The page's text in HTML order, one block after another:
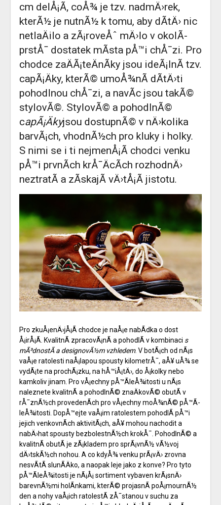
cm delÅ¡Ã­, coÅ¾ je tzv. nadmÄ›rek,
kterÃ½ je nutnÃ½ k tomu, aby dÃ­tÄ› nic
netlaÄilo a zÃ¡roveÅˆ mÄ›lo v okolÃ­
prstÅ¯ dostatek mÃ­sta pÅ™i chÅ¯zi. Pro
chodce zaÄÃ¡teÄnÃ­ky jsou ideÃ¡lnÃ­ tzv.
capÃ¡Äky, kterÃ© umoÅ¾nÃ­ dÃ­tÄ›ti
pohodlnou chÅ¯zi, a navÃ­c jsou takÃ©
stylovÃ©. StylovÃ© a pohodlnÃ©
capÃ¡Äkyjsou dostupnÃ© v nÄ›kolika
barvÃ¡ch, vhodnÃ½ch pro kluky i holky.
S nimi se i ti nejmenÅ¡Ã­ chodci venku
pÅ™i prvnÃ­ch krÅ¯ÄcÃ­ch rozhodnÄ›
neztratÃ­ a zÃ­skajÃ­ vÄ›tÅ¡Ã­ jistotu.
Pro zkuÅ¡enÄ›jÅ¡Ã­ chodce je naÅ¡e nabÃ­dka o dost
Å¡irÅ¡Ã­. KvalitnÃ­ zpracovÃ¡nÃ­ a pohodlÃ­ v kombinaci s
mÃ³dnostÃ­ a designovÃ½m vzhledem. V botÃ¡ch od nÃ¡s
vaÅ¡e ratolesti naÅ¡lapou spousty kilometrÅ¯, aÅ¥ uÅ¾ se
vydÃ¡te na prochÃ¡zku, na hÅ™iÅ¡tÄ›, do Å¡kolky nebo
kamkoliv jinam. Pro vÅ¡echny pÅ™Ã­leÅ¾itosti u nÃ¡s
naleznete kvalitnÃ­ a pohodlnÃ© znaÄkovÃ© obutÃ­ v
rÅ¯znÃ½ch provedenÃ­ch pro vÅ¡echny moÅ¾nÃ© pÅ™Ã­
leÅ¾itosti. DopÅ™ejte vaÅ¡im ratolestem pohodlÃ­ pÅ™i
jejich venkovnÃ­ch aktivitÃ¡ch, aÅ¥ mohou nachodit a
nabÄ›hat spousty bezbolestnÃ½ch krokÅ¯. PohodlnÃ© a
kvalitnÃ­ obutÃ­ je zÃ¡kladem pro sprÃ¡vnÃ½ vÃ½voj
dÄ›tskÃ½ch nohou. A co kdyÅ¾ venku prÃ¡vÄ› zrovna
nesvÃ­tÃ­ slunÃ­Äko, a naopak leje jako z konve? Pro tyto
pÅ™Ã­leÅ¾itosti je nÃ¡Å¡ sortiment vybaven krÃ¡snÄ›
barevnÃ½mi holÃ­nkami, kterÃ© projasnÃ­ poÅ¡mournÃ½
den a nohy vaÅ¡ich ratolestÃ­ zÅ¯stanou v suchu za